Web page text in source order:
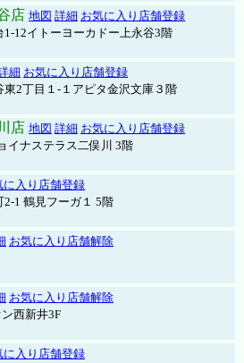
店 地図 詳細 お気に入り店舗登録
12イトーヨーカドー上永谷3階
細 お気に入り店舗登録
2丁目１-１アピタ金沢文庫３階
店 地図 詳細 お気に入り店舗登録
イナステラス二俣川 3階
に入り店舗登録
1 鶴見フーガ１ 5階
お気に入り店舗解除
お気に入り店舗解除
西新井3F
に入り店舗登録